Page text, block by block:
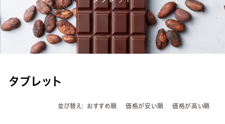
タブレット
並び替え おすすめ順 価格が安い順 価格が高い順